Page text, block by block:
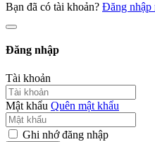
Bạn đã có tài khoản? Đăng nhập
Đăng nhập
Tài khoản
Mật khẩu Quên mật khẩu
Ghi nhớ đăng nhập